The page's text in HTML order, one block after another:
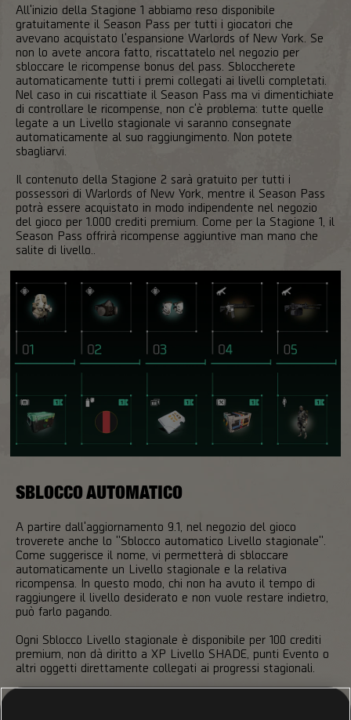
All'inizio della Stagione 1 abbiamo reso disponibile
gratuitamente il Season Pass per tutti i giocatori che
avevano acquistato l'espansione Warlords of New York. Se
non lo avete ancora fatto, riscattatelo nel negozio per
sbloccare le ricompense bonus del pass. Sbloccherete
automaticamente tutti i premi collegati ai livelli completati.
Nel caso in cui riscattiate il Season Pass ma vi dimentichiate
di controllare le ricompense, non c'è problema: tutte quelle
legate a un Livello stagionale vi saranno consegnate
automaticamente al suo raggiungimento. Non potete
sbagliarvi.
Il contenuto della Stagione 2 sarà gratuito per tutti i
possessori di Warlords of New York, mentre il Season Pass
potrà essere acquistato in modo indipendente nel negozio
del gioco per 1.000 crediti premium. Come per la Stagione 1, il
Season Pass offrirà ricompense aggiuntive man mano che
salite di livello..
SBLOCCO AUTOMATICO
A partire dall'aggiornamento 9.1, nel negozio del gioco
troverete anche lo "Sblocco automatico Livello stagionale".
Come suggerisce il nome, vi permetterà di sbloccare
automaticamente un Livello stagionale e la relativa
ricompensa. In questo modo, chi non ha avuto il tempo di
raggiungere il livello desiderato e non vuole restare indietro,
può farlo pagando.
Ogni Sblocco Livello stagionale è disponibile per 100 crediti
premium, non dà diritto a XP Livello SHADE, punti Evento o
altri oggetti direttamente collegati ai progressi stagionali.